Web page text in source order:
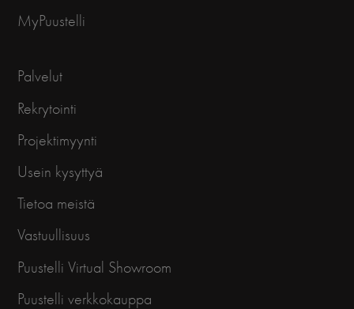
MyPuustelli
Palvelut
Rekrytointi
Projektimyynti
Usein kysyttyä
Tietoa meistä
Vastuullisuus
Puustelli Virtual Showroom
Puustelli verkkokauppa